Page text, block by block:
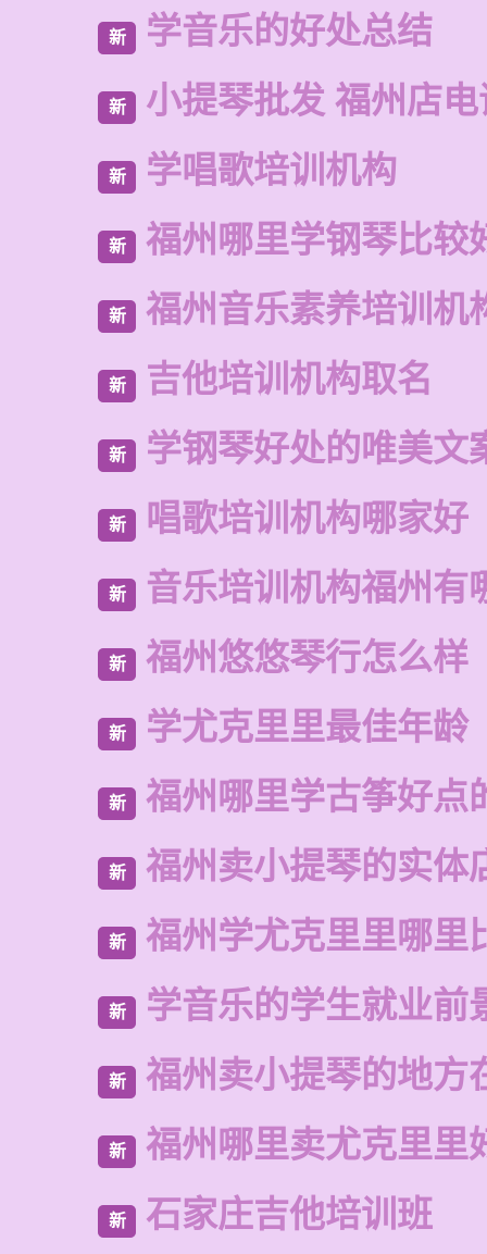
新 学音乐的好处总结
新 小提琴批发 福州店
新 学唱歌培训机构
新 福州哪里学钢琴比较
新 福州音乐素养培训机
新 吉他培训机构取名
新 学钢琴好处的唯美文
新 唱歌培训机构哪家好
新 音乐培训机构福州有
新 福州悠悠琴行怎么样
新 学尤克里里最佳年龄
新 福州哪里学古筝好点
新 福州卖小提琴的实体
新 福州学尤克里里哪里
新 学音乐的学生就业前
新 福州卖小提琴的地方
新 福州哪里卖尤克里里
新 石家庄吉他培训班